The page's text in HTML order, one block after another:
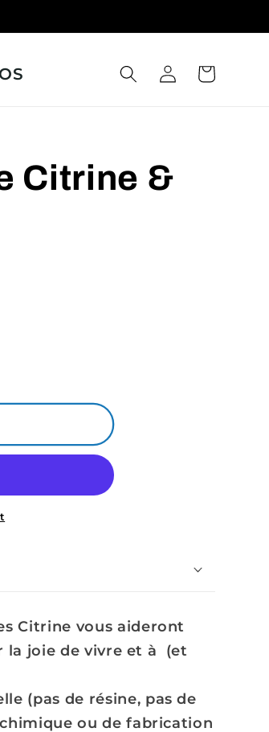
ConnexionPanier
Citrine &
Citrine vous aideront
joie de vivre et à
(et
(pas de résine, pas de
ou de fabrication